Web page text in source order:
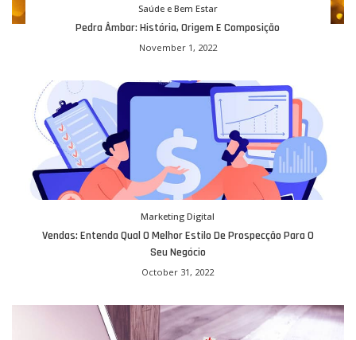
Saúde e Bem Estar
Pedra Âmbar: História, Origem E Composição
November 1, 2022
Marketing Digital
Vendas: Entenda Qual O Melhor Estilo De Prospecção Para O
Seu Negócio
October 31, 2022